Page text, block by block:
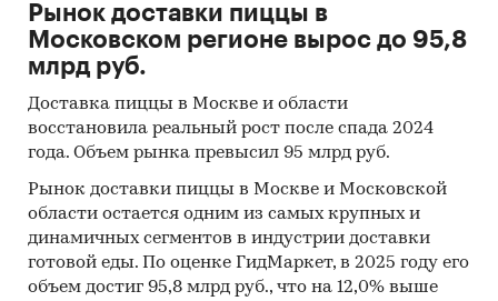
Рынок доставки пиццы в
Московском регионе вырос до 95,8
млрд руб.
Доставка пиццы в Москве и области
восстановила реальный рост после спада 2024
года. Объем рынка превысил 95 млрд руб.
Рынок доставки пиццы в Москве и Московской
области остается одним из самых крупных и
динамичных сегментов в индустрии доставки
готовой еды. По оценке ГидМаркет, в 2025 году его
объем достиг 95,8 млрд руб., что на 12,0% выше